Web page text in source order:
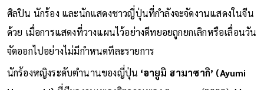
ประกาศเตือนพลเมืองให้ระมัดระวังการเดินทางไปญี่ปุ่น ไม่เพียง
กระทบประชาชนที่วางแผนเดินทางไปต่างแดน แต่ยังกระทบ
ศิลปิน นักร้อง และนักแสดงชาวญี่ปุ่นที่กำลังจะจัดงานแสดงในจีน
ด้วย เมื่อการแสดงที่วางแผนไว้อย่างดีทยอยถูกยกเลิกหรือเลื่อนวัน
จัดออกไปอย่างไม่มีกำหนดทีละรายการ